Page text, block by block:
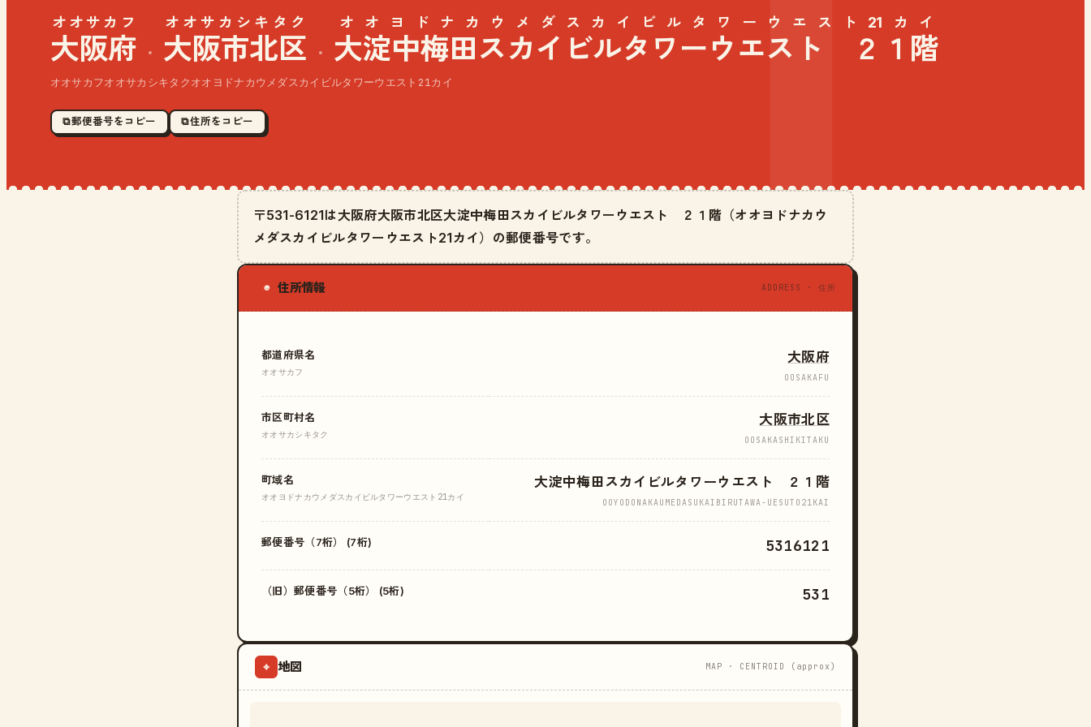
大阪府
オオサカフ
· 大阪市北区
オオサカシキタク
· 大淀中梅田スカイビルタワーウエスト ２１階
オオヨドナカウメダスカイビルタワーウエスト21カイ
オオサカフオオサカシキタクオオヨドナカウメダスカイビルタワーウエスト21カイ
⧉ 郵便番号をコピー ⧉ 住所をコピー
〒531-6121は大阪府大阪市北区大淀中梅田スカイビルタワーウエスト ２１階（オオヨドナカウ
メダスカイビルタワーウエスト21カイ）の郵便番号です。
◉ 住所情報 ADDRESS · 住所
都道府県名
オオサカフ
大阪府
OOSAKAFU
市区町村名
オオサカシキタク
大阪市北区
OOSAKASHIKITAKU
町域名
オオヨドナカウメダスカイビルタワーウエスト21カイ
大淀中梅田スカイビルタワーウエスト ２１階
OOYODONAKAUMEDASUKAIBIRUTAWA-UESUTO21KAI
郵便番号（7桁） (7桁) 5316121
（旧）郵便番号（5桁） (5桁) 531
⌖ 地図 MAP · CENTROID (approx)